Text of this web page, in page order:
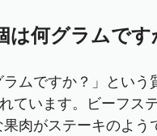
は何グラムです
ラムですか？」とい
ています。ビーフス
肉がステーキのよう